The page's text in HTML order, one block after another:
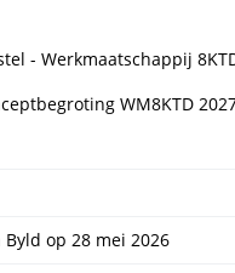
- Werkmaatschappij
WM8KTD
op 28 mei 2026